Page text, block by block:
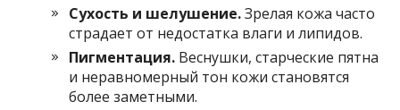
Сухость и шелушение.Зрелая кожа часто
страдает от недостатка влаги и липидов.
Пигментация. Веснушки, старческие пятна
и неравномерный тон кожи становятся
более заметными.